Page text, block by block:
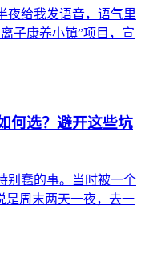
夜给我发语音，语气里
子康养小镇”项目，宣
何选？避开这些坑
别蠢的事。当时被一个
是周末两天一夜，去一